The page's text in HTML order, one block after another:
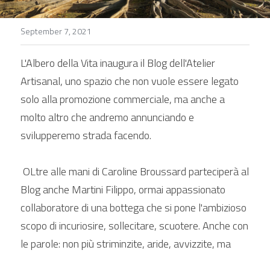
L'Albero della Vita
La Dea Madre
La Spirale e l'Albero
La Lumaca
Il rame
Curare vostri gioielli
Blog
Italiano
September 7, 2021
L'Albero della Vita inaugura il Blog dell'Atelier
Artisanal, uno spazio che non vuole essere legato
solo alla promozione commerciale, ma anche a
molto altro che andremo annunciando e
svilupperemo strada facendo.
Blog anche Martini Filippo, ormai appassionato
collaboratore di una bottega che si pone l'ambizioso
scopo di incuriosire, sollecitare, scuotere. Anche con
le parole: non più striminzite, aride, avvizzite, ma